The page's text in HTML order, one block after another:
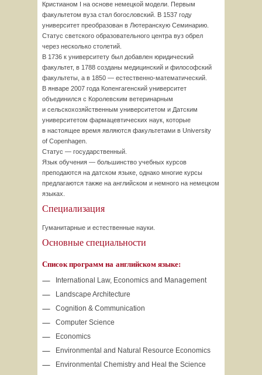
Кристианом I на основе немецкой модели. Первым
факультетом вуза стал богословский. В 1537 году
университет преобразован в Лютеранскую Семинарию.
Статус светского образовательного центра вуз обрел
через несколько столетий.
В 1736 к университету был добавлен юридический
факультет, в 1788 созданы медицинский и философский
факультеты, а в 1850 — естественно-математический.
В январе 2007 года Копенгагенский университет
объединился с Королевским ветеринарным
и сельскохозяйственным университетом и Датским
университетом фармацевтических наук, которые
в настоящее время являются факультетами в University
of Copenhagen.
Статус — государственный.
Язык обучения — большинство учебных курсов
преподаются на датском языке, однако многие курсы
предлагаются также на английском и немного на немецком
языках.
Специализация
Гуманитарные и естественные науки.
Основные специальности
Список программ на английском языке:
International Law, Economics and Management
Landscape Architecture
Cognition & Communication
Computer Science
Economics
Environmental and Natural Resource Economics
Environmental Chemistry and Heal the Science